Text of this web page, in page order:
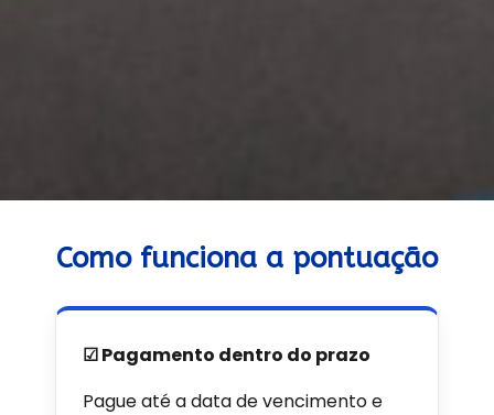
Como funciona a pontuação
☑ Pagamento dentro do prazo
Pague até a data de vencimento e